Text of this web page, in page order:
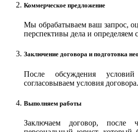
Коммерческое предложение
Мы обрабатываем ваш запрос,
перспективы дела и определяем
Заключение договора и подготовка
После обсуждения
согласовываем условия договора.
Выполняем работы
Заключаем договор, после